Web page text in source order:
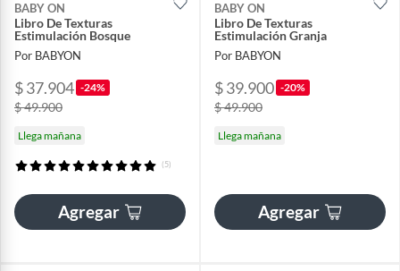
BABY ON
Libro De Texturas
Estimulación Bosque
Por BABYON
$ 37.904 -24%
$ 49.900
Llega mañana
(5)
Agregar
BABY ON
Libro De Texturas
Estimulación Granja
Por BABYON
$ 39.900 -20%
$ 49.900
Llega mañana
Agregar